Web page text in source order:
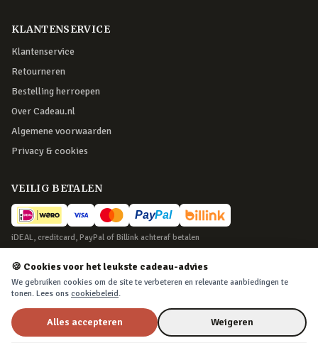
KLANTENSERVICE
Klantenservice
Retourneren
Bestelling herroepen
Over Cadeau.nl
Algemene voorwaarden
Privacy & cookies
VEILIG BETALEN
iDEAL, creditcard, PayPal of Billink achteraf betalen
BEZORGING
Voor 22:45 besteld, morgen in huis. Tot 365 dagen retourneren.
©2026Cadeau.nl — Alle rechten voorbehouden
🍪 Cookies voor het leukste cadeau-advies
We gebruiken cookies om de site te verbeteren en relevante aanbiedingen te
tonen. Lees ons cookiebeleid.
Alles accepteren Weigeren